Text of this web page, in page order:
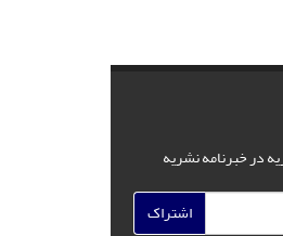
در خبرنامه نشریه
اشتراک